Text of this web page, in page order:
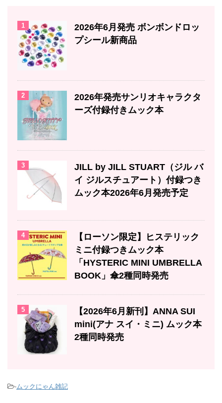
1
2026年6月発売 ボンボンドロッ
プシール新商品
2
2026年発売サンリオキャラクタ
ーズ付録付きムック本
3
JILL by JILL STUART（ジル バ
イ ジルスチュアート）付録つき
ムック本2026年6月発売予定
4
【ローソン限定】ヒステリック
ミニ付録つきムック本
「HYSTERIC MINI UMBRELLA
BOOK」傘2種同時発売
5
【2026年6月新刊】ANNA SUI
mini(アナ スイ・ミニ) ムック本
2種同時発売
-ムックにゃん雑記